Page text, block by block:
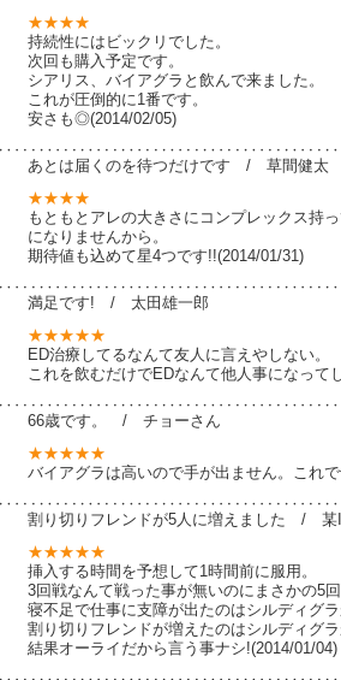
★★★★
持続性にはビックリでした。
次回も購入予定です。
シアリス、バイアグラと飲んで来ました。
これが圧倒的に1番です。
安さも◎(2014/02/05)
あとは届くのを待つだけです / 草間健太
★★★★
もともとアレの大きさにコンプレックス持
になりませんから。
期待値も込めて星4つです!!(2014/01/31)
満足です! / 太田雄一郎
★★★★★
ED治療してるなんて友人に言えやしない。
これを飲むだけでEDなんて他人事になって
66歳です。 / チョーさん
★★★★★
バイアグラは高いので手が出ません。これ
割り切りフレンドが5人に増えました / 某
★★★★★
挿入する時間を予想して1時間前に服用。
3回戦なんて戦った事が無いのにまさかの5回
寝不足で仕事に支障が出たのはシルディグラ
割り切りフレンドが増えたのはシルディグラ
結果オーライだから言う事ナシ!(2014/01/04)